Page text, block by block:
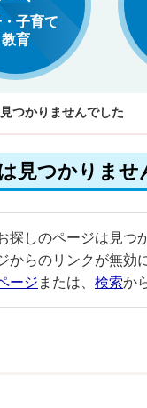
子育て
教育
つかりませんでした
見つかりませ
探しのページは見つ
からのリンクが無
ージ または、 検索か